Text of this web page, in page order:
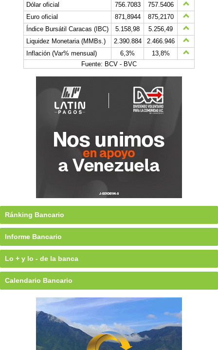
Dólar oficial
756.7083
757.5406
Euro oficial
871,8944
875,2170
Índice Bursátil Caracas (IBC)
5.158,98
5.256,49
Liquidez Monetaria (MMBs.)
2.390.884
2.466.946
Inflación (Var% mensual)
6,3%
13,8%
Fuente: BCV - BVC
Ránking Bancario
Informe Bancario
Lo + y lo - de la banca
Calendario Bancario